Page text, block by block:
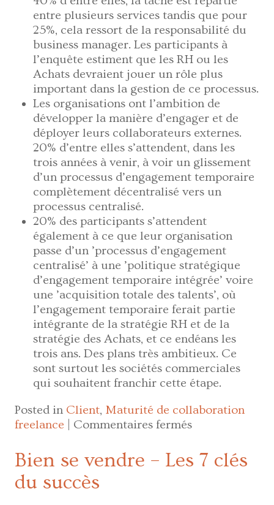
entre plusieurs services tandis que pour
25%, cela ressort de la responsabilité du
business manager. Les participants à
l’enquête estiment que les RH ou les
Achats devraient jouer un rôle plus
important dans la gestion de ce processus.
Les organisations ont l’ambition de
développer la manière d’engager et de
déployer leurs collaborateurs externes.
20% d’entre elles s’attendent, dans les
trois années à venir, à voir un glissement
d’un processus d’engagement temporaire
complètement décentralisé vers un
processus centralisé.
20% des participants s’attendent
également à ce que leur organisation
passe d’un ’processus d’engagement
centralisé’ à une ’politique stratégique
d’engagement temporaire intégrée’ voire
une ’acquisition totale des talents’, où
l’engagement temporaire ferait partie
intégrante de la stratégie RH et de la
stratégie des Achats, et ce endéans les
trois ans. Des plans très ambitieux. Ce
sont surtout les sociétés commerciales
qui souhaitent franchir cette étape.
Posted in Client, Maturité de collaboration
freelance
Commentaires ferméssur
de
l’enquête
Bien se vendre – Les 7 clés
du succès